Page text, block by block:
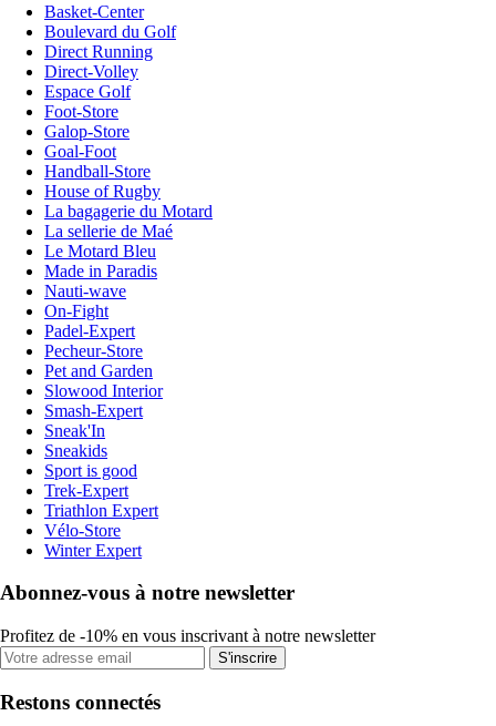
Basket-Center
Boulevard du Golf
Direct Running
Direct-Volley
Espace Golf
Foot-Store
Galop-Store
Goal-Foot
Handball-Store
House of Rugby
La bagagerie du Motard
La sellerie de Maé
Le Motard Bleu
Made in Paradis
Nauti-wave
On-Fight
Padel-Expert
Pecheur-Store
Pet and Garden
Slowood Interior
Smash-Expert
Sneak'In
Sneakids
Sport is good
Trek-Expert
Triathlon Expert
Vélo-Store
Winter Expert
Abonnez-vous à notre newsletter
Profitez de -10% en vous inscrivant à notre newsletter
S'inscrire
Restons connectés